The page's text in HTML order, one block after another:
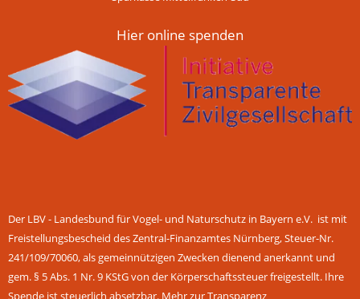
Hier online spenden
Der LBV - Landesbund für Vogel- und Naturschutz in Bayern e.V. ist mit
Freistellungsbescheid des Zentral-Finanzamtes Nürnberg, Steuer-Nr.
241/109/70060, als gemeinnützigen Zwecken dienend anerkannt und
gem. § 5 Abs. 1 Nr. 9 KStG von der Körperschaftssteuer freigestellt. Ihre
Spende ist steuerlich absetzbar. Mehr zur Transparenz